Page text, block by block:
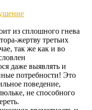
из сплошного гнева
жертву третьих
так же как и во
даже выявлять и
потребности! Это
поведение,
не способного